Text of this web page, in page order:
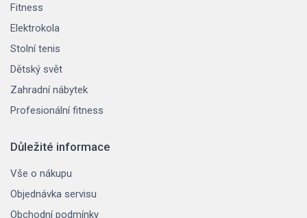
Fitness
Elektrokola
Stolní tenis
Dětský svět
Zahradní nábytek
Profesionální fitness
Důležité informace
Vše o nákupu
Objednávka servisu
Obchodní podmínky